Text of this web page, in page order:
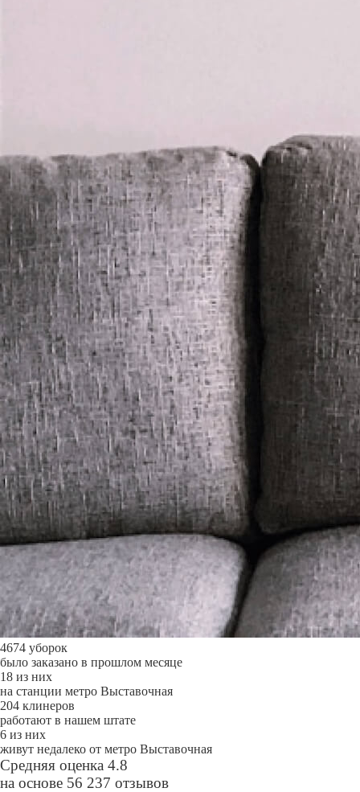
4674 уборок
было заказано в прошлом месяце
18 из них
на станции метро Выставочная
204 клинеров
работают в нашем штате
6 из них
живут недалеко от метро Выставочная
Средняя оценка 4.8
на основе 56 237 отзывов